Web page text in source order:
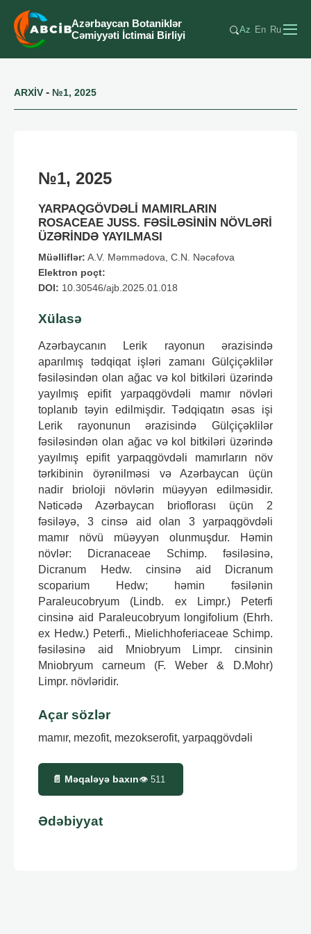
Azərbaycan Botaniklər
Cəmiyyəti İctimai Birliyi
Az En Ru
ARXİV - №1, 2025
№1, 2025
YARPAQGÖVDƏLİ MAMIRLARIN
ROSACEAE JUSS. FƏSİLƏSİNİN NÖVLƏRİ
ÜZƏRİNDƏ YAYILMASI
Müəlliflər: A.V. Məmmədova, C.N. Nəcəfova
Elektron poçt:
DOI: 10.30546/ajb.2025.01.018
Xülasə
Azərbaycanın Lerik rayonun ərazisində
aparılmış tədqiqat işləri zamanı Gülçiçəklilər
fəsiləsindən olan ağac və kol bitkiləri üzərində
yayılmış epifit yarpaqgövdəli mamır növləri
toplanıb təyin edilmişdir. Tədqiqatın əsas işi
Lerik rayonunun ərazisində Gülçiçəklilər
fəsiləsindən olan ağac və kol bitkiləri üzərində
yayılmış epifit yarpaqgövdəli mamırların növ
tərkibinin öyrənilməsi və Azərbaycan üçün
nadir brioloji növlərin müəyyən edilməsidir.
Nəticədə Azərbaycan brioflorası üçün 2
fəsiləyə, 3 cinsə aid olan 3 yarpaqgövdəli
mamır növü müəyyən olunmuşdur. Həmin
növlər: Dicranaceae Schimp. fəsiləsinə,
Dicranum Hedw. cinsinə aid Dicranum
scoparium Hedw; həmin fəsilənin
Paraleucobryum (Lindb. ex Limpr.) Peterfi
cinsinə aid Paraleucobryum longifolium (Ehrh.
ex Hedw.) Peterfi., Mielichhoferiaceae Schimp.
fəsiləsinə aid Mniobryum Limpr. cinsinin
Mniobryum carneum (F. Weber & D.Mohr)
Limpr. növləridir.
Açar sözlər
mamır, mezofit, mezokserofit, yarpaqgövdəli
📄 Məqaləyə baxın👁 511
Ədəbiyyat